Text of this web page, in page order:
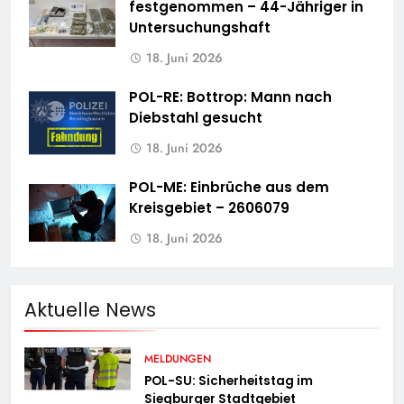
festgenommen – 44-Jähriger in
Untersuchungshaft
18. Juni 2026
POL-RE: Bottrop: Mann nach
Diebstahl gesucht
18. Juni 2026
POL-ME: Einbrüche aus dem
Kreisgebiet – 2606079
18. Juni 2026
Aktuelle News
MELDUNGEN
POL-SU: Sicherheitstag im
Siegburger Stadtgebiet